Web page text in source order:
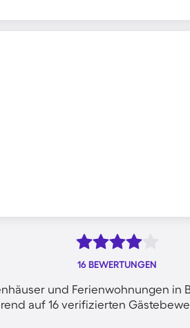
16 BEWERTUNGEN
und Ferienwohnungen in
auf 16 verifizierten